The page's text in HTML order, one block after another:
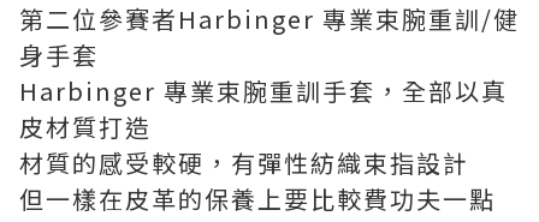
第二位參賽者Harbinger 專業束腕重訓/健
身手套
Harbinger 專業束腕重訓手套，全部以真
皮材質打造
材質的感受較硬，有彈性紡織束指設計
但一樣在皮革的保養上要比較費功夫一點